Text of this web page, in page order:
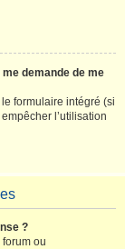
demande de me
formulaire intégré (si
l’utilisation
?
ou